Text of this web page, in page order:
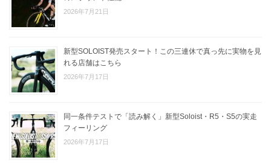
2026年7月21日
新型SOLOIST発売スタート！この三連休で真っ先に実物を見
れる店舗はこちら
2026年7月17日
同一条件テストで「読み解く」新型Soloist・R5・S5の実走
フィーリング
2026年7月17日